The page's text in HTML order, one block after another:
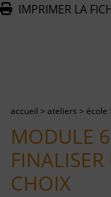
IMPRIMER LA
accueil > ateliers > école
MODULE
CHOIX